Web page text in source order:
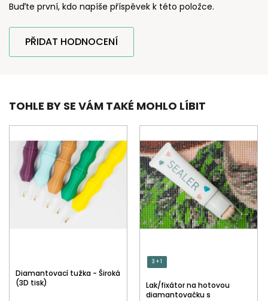
Buďte první, kdo napíše příspěvek k této položce.
PŘIDAT HODNOCENÍ
TOHLE BY SE VÁM TAKÉ MOHLO LÍBIT
Diamantovací tužka - Široká
(3D tisk)
3 + 1
Lak/fixátor na hotovou
diamantovačku s